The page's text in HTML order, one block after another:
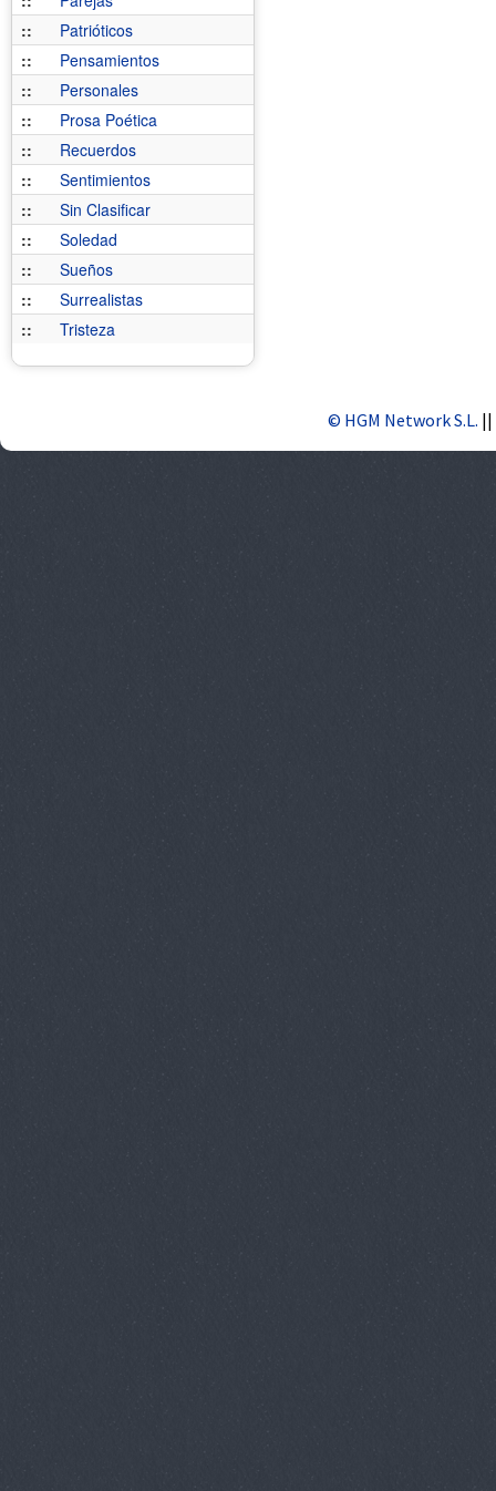
::
Patrióticos
::
Pensamientos
::
Personales
::
Prosa Poética
::
Recuerdos
::
Sentimientos
::
Sin Clasificar
::
Soledad
::
Sueños
::
Surrealistas
::
Tristeza
© HGM Network S.L. ||